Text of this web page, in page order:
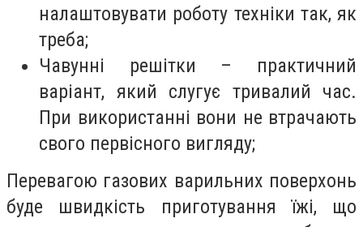
налаштовувати роботу техніки так, як
треба;
Чавунні решітки – практичний
варіант, який слугує тривалий час.
При використанні вони не втрачають
свого первісного вигляду;
Перевагою газових варильних поверхонь
буде швидкість приготування їжі, що